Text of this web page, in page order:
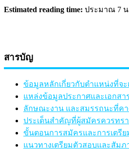
Estimated reading time: ประมาณ 7
สารบัญ
ข้อมูลหลักเกี่ยวกับตำแหน่งที่จะ
แหล่งข้อมูลประกาศและเอกสา
ลักษณะงาน และสมรรถนะที่คา
ประเด็นสำคัญที่ผู้สมัครควรทร
ขั้นตอนการสมัครและการเตรีย
แนวทางเตรียมตัวสอบและสัม